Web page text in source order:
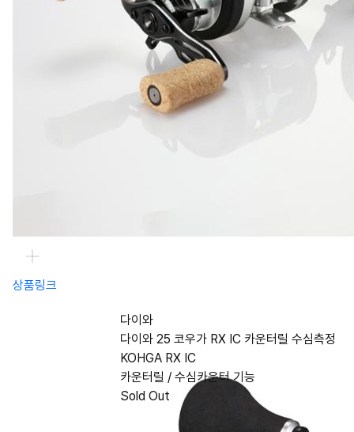
상품링크
다이와
다이와 25 코우가 RX IC 카운터릴 수심측정
KOHGA RX IC
카운터릴 / 수심카운터 기능
Sold Out